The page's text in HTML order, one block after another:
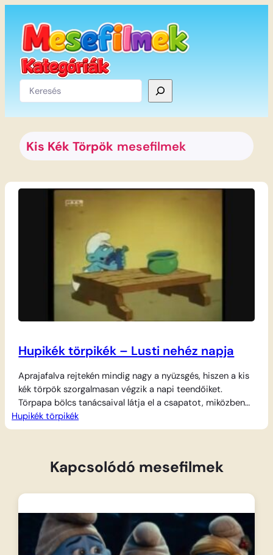
tartalomhoz
Keresés
Kis Kék Törpök mesefilmek
Hupikék törpikék – Lusti nehéz napja
Aprajafalva rejtekén mindig nagy a nyüzsgés, hiszen a kis
kék törpök szorgalmasan végzik a napi teendőiket.
Törpapa bölcs tanácsaival látja el a csapatot, miközben
Ügyi új találmányokon töri a fejét, Törperős pedig
hatalmas izmait fitogtatva cipeli a terheket. A csinos
meghallgatja. A nagy sürgés-forgás…
Hupikék törpikék
Kapcsolódó mesefilmek